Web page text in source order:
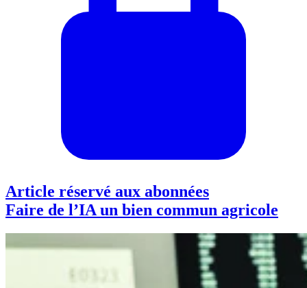
Article réservé aux abonnées
Faire de l’IA un bien commun agricole